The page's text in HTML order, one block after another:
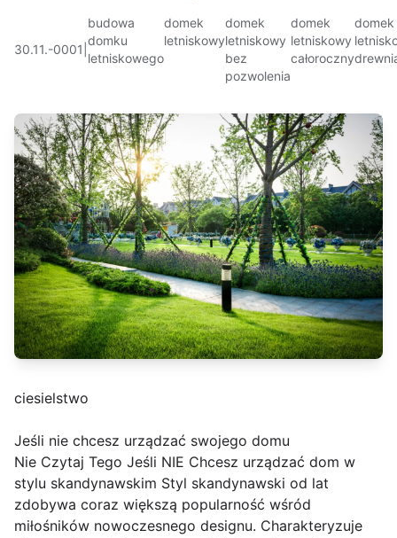
30.11.-0001
budowa
domku
letniskowego
domek
letniskowy
domek
letniskowy
bez
pozwolenia
domek
letniskowy
całoroczny
domek
ciesielstwo
Jeśli nie chcesz urządzać swojego domu
Nie Czytaj Tego Jeśli NIE Chcesz urządzać dom w
stylu skandynawskim Styl skandynawski od lat
zdobywa coraz większą popularność wśród
miłośników nowoczesnego designu. Charakteryzuje